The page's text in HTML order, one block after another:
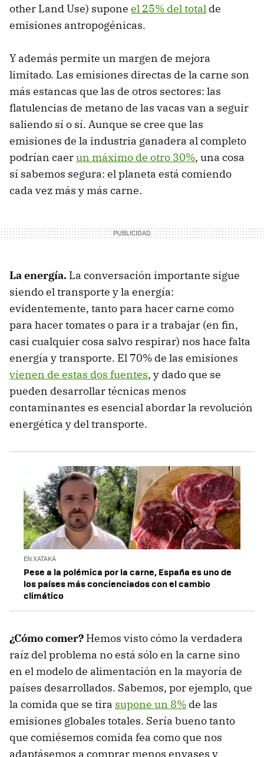
other Land Use) supone el 25% del total de
emisiones antropogénicas.
Y además permite un margen de mejora
limitado. Las emisiones directas de la carne son
más estancas que las de otros sectores: las
flatulencias de metano de las vacas van a seguir
saliendo sí o sí. Aunque se cree que las
emisiones de la industria ganadera al completo
podrían caerun máximo de otro 30%, una cosa
sí sabemos segura: el planeta está comiendo
cada vez más y más carne.
La energía. La conversación importante sigue
siendo el transporte y la energía:
evidentemente, tanto para hacer carne como
para hacer tomates o para ir a trabajar (en fin,
casi cualquier cosa salvo respirar) nos hace falta
energía y transporte. El 70% de las emisiones
vienen de estas dos fuentes, y dado que se
pueden desarrollar técnicas menos
contaminantes es esencial abordar la revolución
energética y del transporte.
EN XATAKA
Pese a la polémica por la carne, España es uno de
los países más concienciados con el cambio
climático
¿Cómo comer? Hemos visto cómo la verdadera
raíz del problema no está sólo en la carne sino
en el modelo de alimentación en la mayoría de
países desarrollados. Sabemos, por ejemplo, que
la comida que se tira supone un 8% de las
emisiones globales totales. Sería bueno tanto
que comiésemos comida fea como que nos
adaptásemos a comprar menos envases y